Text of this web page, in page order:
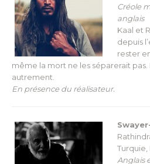
Créole
anglais
Kaal et
depuis
rester
même la mort ne les séparerait
autrement.
En présence du réalisateur.
Turquie,
Anglais